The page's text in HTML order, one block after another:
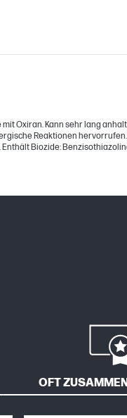
Oxiran. Kann sehr lang
Reaktionen
Biozide:
OFT